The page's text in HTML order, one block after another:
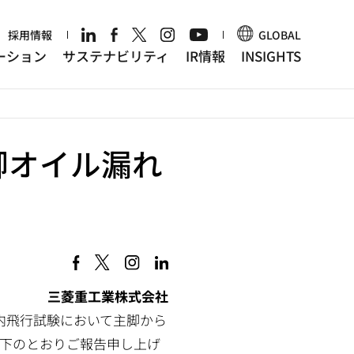
採用情報 GLOBAL
ション サステナビリティ IR情報 INSIGHTS
イル漏れ
三菱重工業株式会社
行試験において主脚から
のとおりご報告申し上げ